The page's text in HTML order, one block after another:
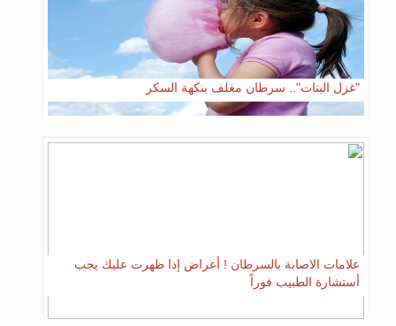
"غزل البنات".. سرطان مغلف بنكهة السكر
علامات الاصابة بالسرطان ! أعراض إذا ظهرت عليك يجب
أستشارة الطبيب فوراً